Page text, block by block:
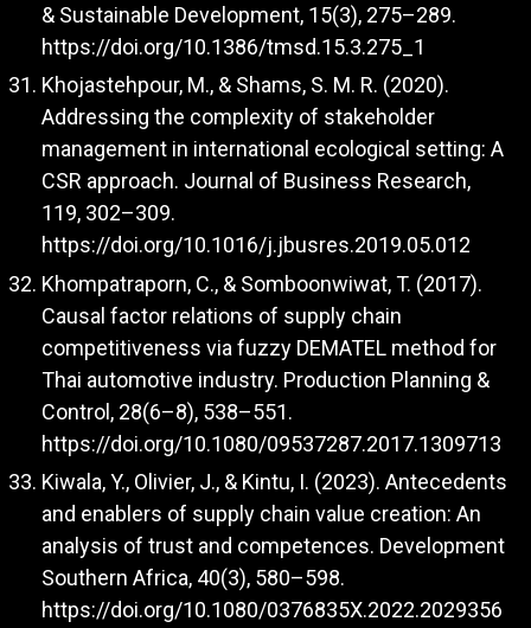
& Sustainable Development, 15(3), 275–289.
https://doi.org/10.1386/tmsd.15.3.275_1
Khojastehpour, M., & Shams, S. M. R. (2020).
Addressing the complexity of stakeholder
management in international ecological setting: A
CSR approach. Journal of Business Research,
119, 302–309.
https://doi.org/10.1016/j.jbusres.2019.05.012
Khompatraporn, C., & Somboonwiwat, T. (2017).
Causal factor relations of supply chain
competitiveness via fuzzy DEMATEL method for
Thai automotive industry. Production Planning &
Control, 28(6–8), 538–551.
https://doi.org/10.1080/09537287.2017.1309713
Kiwala, Y., Olivier, J., & Kintu, I. (2023). Antecedents
and enablers of supply chain value creation: An
analysis of trust and competences. Development
Southern Africa, 40(3), 580–598.
https://doi.org/10.1080/0376835X.2022.2029356